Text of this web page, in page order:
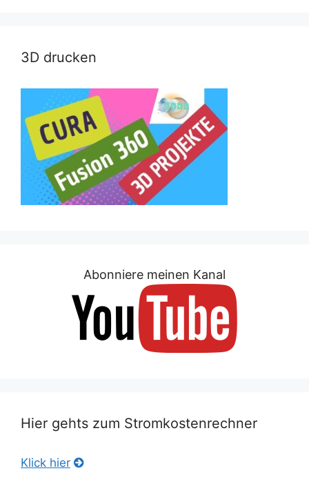
3D drucken
Abonniere meinen Kanal
Hier gehts zum Stromkostenrechner
Klick hier